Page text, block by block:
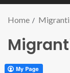
Home Migranti